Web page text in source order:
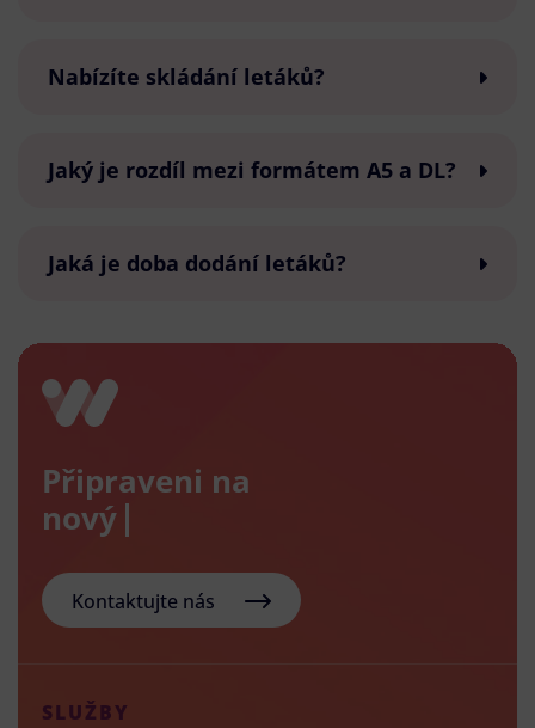
Nabízíte skládání letáků?
Jaký je rozdíl mezi formátem A5 a DL?
Jaká je doba dodání letáků?
Připraveni na
nový e-sh
Kontaktujte nás
SLUŽBY